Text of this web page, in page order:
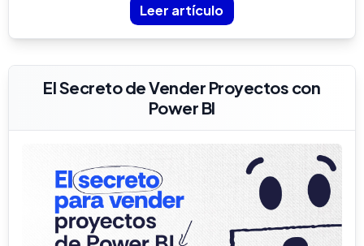
Leer artículo
El Secreto de Vender Proyectos con
Power BI